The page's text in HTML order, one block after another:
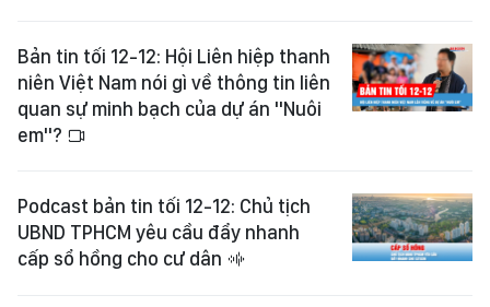
Bản tin tối 12-12: Hội Liên hiệp thanh
niên Việt Nam nói gì về thông tin liên
quan sự minh bạch của dự án "Nuôi
em"?
Podcast bản tin tối 12-12: Chủ tịch
UBND TPHCM yêu cầu đẩy nhanh
cấp sổ hồng cho cư dân